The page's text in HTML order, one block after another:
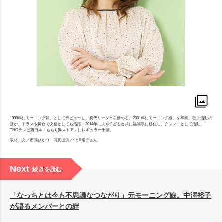
1998年にモーニング娘。としてデビューし、初代リーダーを務める。2001年にモーニング娘。を卒業。歌手活動の
ほか、ドラマや舞台で女優としても活躍。2014年に夫や子どもと共に福岡県に移住し、タレントとして活動。
TNCテレビ西日本「ももち浜ストア」にレギュラー出演。
取材・文／市岡ひかり 写真提供／中澤裕子さん
Next 続きを読む
「なっちとは今も不思議なつながり」元モーニング娘。中澤裕子
が語るメンバーとの絆